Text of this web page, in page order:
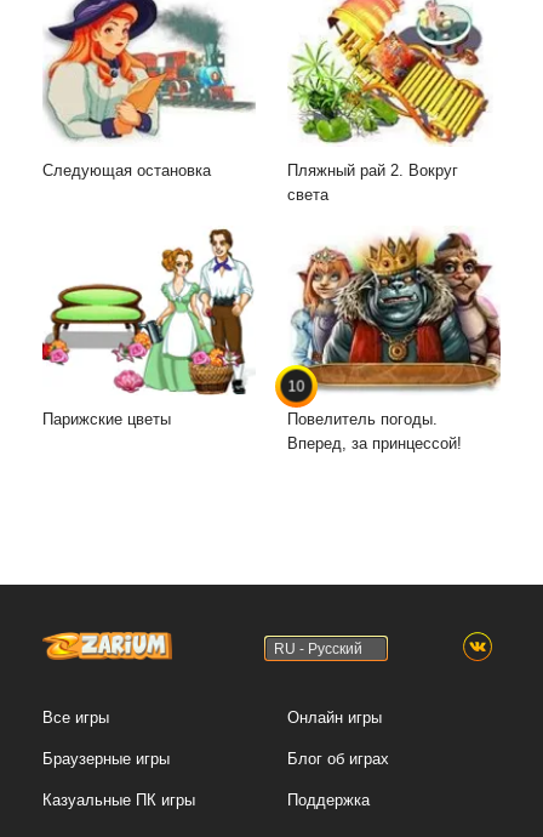
Следующая остановка
Пляжный рай 2. Вокруг
света
Парижские цветы
10
Повелитель погоды.
Вперед, за принцессой!
RU - Русский
Все игры
Браузерные игры
Казуальные ПК игры
Онлайн игры
Блог об играх
Поддержка